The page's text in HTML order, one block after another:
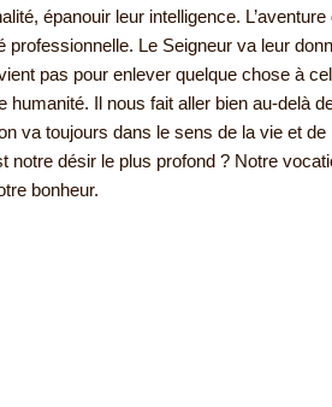
épanouir leur intelligence.
professionnelle. Le Seigneur va leur
pas pour enlever quelque chose à
humanité. Il nous fait aller bien au-delà
va toujours dans le sens de la vie et de
désir le plus profond ? Notre
bonheur.